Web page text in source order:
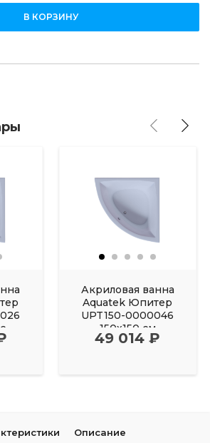
В КОРЗИНУ
Акриловая ванна
Aquatek Юпитер
UPT150-0000046
150х150 см
49 014 ₽
Описание